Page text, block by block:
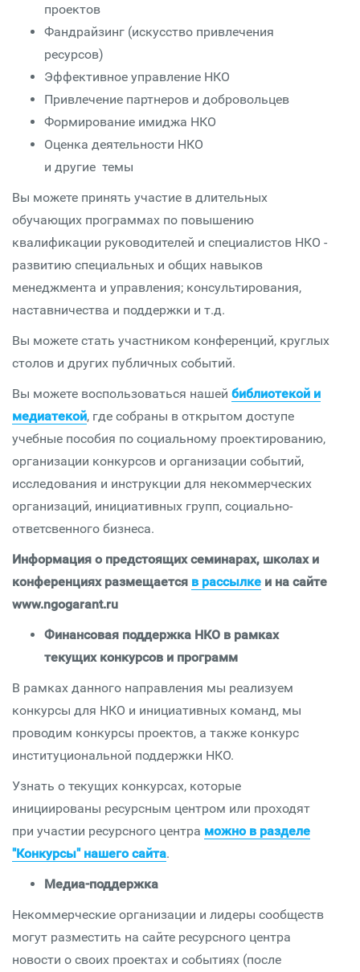
проектов
Фандрайзинг (искусство привлечения
ресурсов)
Эффективное управление НКО
Привлечение партнеров и добровольцев
Формирование имиджа НКО
Оценка деятельности НКО
и другие темы
Вы можете принять участие в длительных
обучающих программах по повышению
квалификации руководителей и специалистов НКО -
развитию специальных и общих навыков
менеджмента и управления; консультирования,
наставничества и поддержки и т.д.
Вы можете стать участником конференций, круглых
столов и других публичных событий.
Вы можете воспользоваться нашей библиотекой и
медиатекой, где собраны в открытом доступе
учебные пособия по социальному проектированию,
организации конкурсов и организации событий,
исследования и инструкции для некоммерческих
организаций, инициативных групп, социально-
ответсвенного бизнеса.
Информация о предстоящих семинарах, школах и
конференциях размещается в рассылке и на сайте
www.ngogarant.ru
Финансовая поддержка НКО в рамках
текущих конкурсов и программ
В рамках данного направления мы реализуем
конкурсы для НКО и инициативных команд, мы
проводим конкурсы проектов, а также конкурс
институциональной поддержки НКО.
Узнать о текущих конкурсах, которые
инициированы ресурсным центром или проходят
при участии ресурсного центра можно в разделе
"Конкурсы" нашего сайта.
Медиа-поддержка
Некоммерческие организации и лидеры сообществ
могут разместить на сайте ресурсного центра
новости о своих проектах и событиях (после